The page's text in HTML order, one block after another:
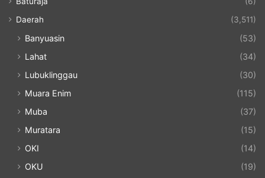
Daerah
(3,511)
Banyuasin
(53)
Lahat
(34)
Lubuklinggau
(30)
Muara Enim
(115)
Muba
(37)
Muratara
(15)
OKI
(14)
OKU
(19)